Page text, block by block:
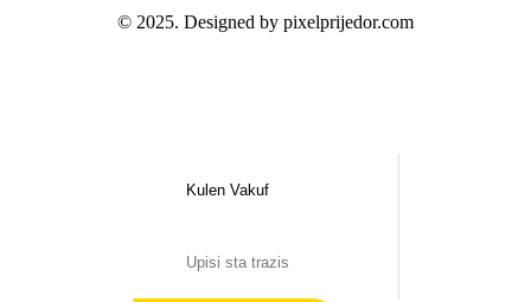
© 2025. Designed by pixelprijedor.com